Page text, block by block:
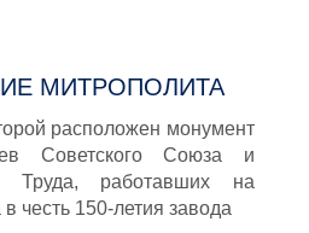
МИТРОПОЛИТА
расположен монумент
Советского Союза и
Труда, работавших на
честь 150-летия завода